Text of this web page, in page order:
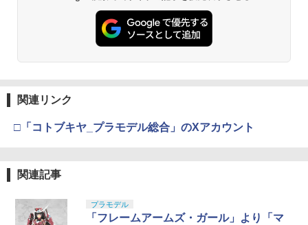
関連リンク
□「コトブキヤ_プラモデル総合」のXアカウント
関連記事
プラモデル
「フレームアームズ・ガール」より「マ